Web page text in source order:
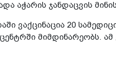
აჭარის ჯანდაცვის
ვაქცინაცია 20
მიმდინარეობს. ამ